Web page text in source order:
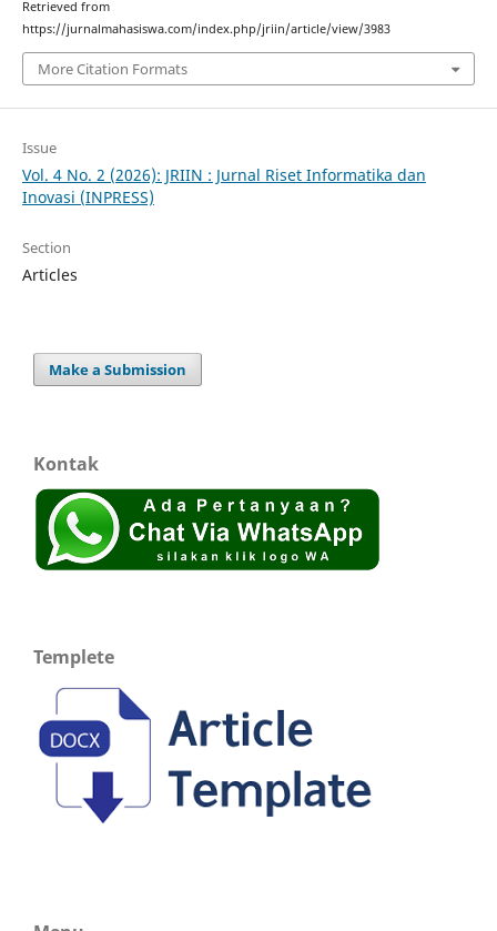
Retrieved from
https://jurnalmahasiswa.com/index.php/jriin/article/view/3983
More Citation Formats
Issue
Vol. 4 No. 2 (2026): JRIIN : Jurnal Riset Informatika dan
Inovasi (INPRESS)
Section
Articles
Make a Submission
Kontak
Templete